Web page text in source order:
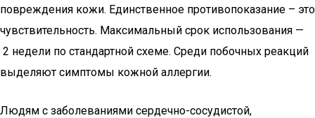
повреждения кожи. Единственное противопоказание – это
чувствительность. Максимальный срок использования —
2 недели по стандартной схеме. Среди побочных реакций
выделяют симптомы кожной аллергии.
Людям с заболеваниями сердечно-сосудистой,